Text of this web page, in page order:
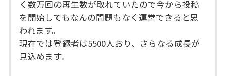
く数万回の再生数が取れていたので今から投稿
を開始してもなんの問題もなく運営できると思
われます。
現在では登録者は5500人おり、さらなる成長が
見込めます。